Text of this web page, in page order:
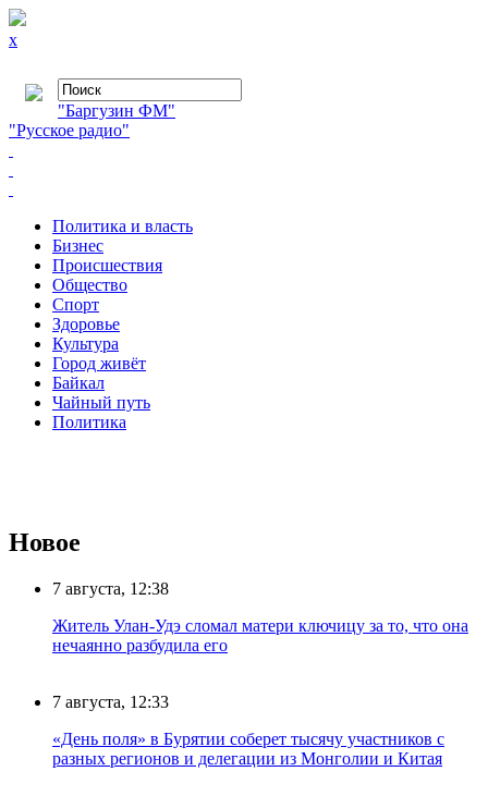
x
"Баргузин ФМ"
"Русское радио"
Политика и власть
Бизнес
Происшествия
Общество
Cпорт
Здоровье
Культура
Город живёт
Байкал
Чайный путь
Политика
Новое
7 августа, 12:38
Житель Улан-Удэ сломал матери ключицу за то, что она
нечаянно разбудила его
7 августа, 12:33
«День поля» в Бурятии соберет тысячу участников с
разных регионов и делегации из Монголии и Китая